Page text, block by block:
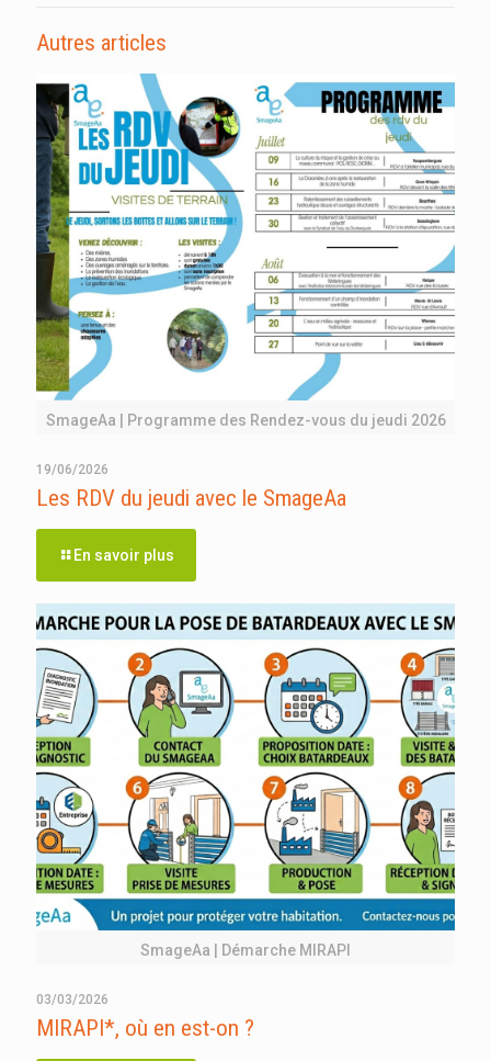
Autres articles
SmageAa | Programme des Rendez-vous du jeudi 2026
19/06/2026
Les RDV du jeudi avec le SmageAa
En savoir plus
SmageAa | Démarche MIRAPI
03/03/2026
MIRAPI*, où en est-on ?